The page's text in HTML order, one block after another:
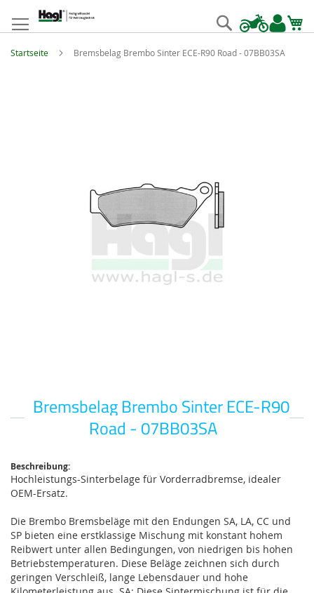
springen
Suche
Startseite Bremsbelag Brembo Sinter ECE-R90 Road - 07BB03SA
Bremsbelag Brembo Sinter ECE-R90
Road - 07BB03SA
Anfang
Beschreibung:
Hochleistungs-Sinterbelage für Vorderradbremse, idealer
OEM-Ersatz.
Die Brembo Bremsbeläge mit den Endungen SA, LA, CC und
SP bieten eine erstklassige Mischung mit konstant hohem
Reibwert unter allen Bedingungen, von niedrigen bis hohen
Betriebstemperaturen. Diese Beläge zeichnen sich durch
geringen Verschleiß, lange Lebensdauer und hohe